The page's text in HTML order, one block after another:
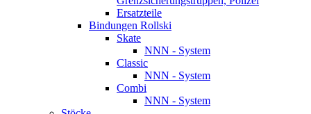
Ersatzteile
Bindungen Rollski
Skate
NNN - System
Classic
NNN - System
Combi
NNN - System